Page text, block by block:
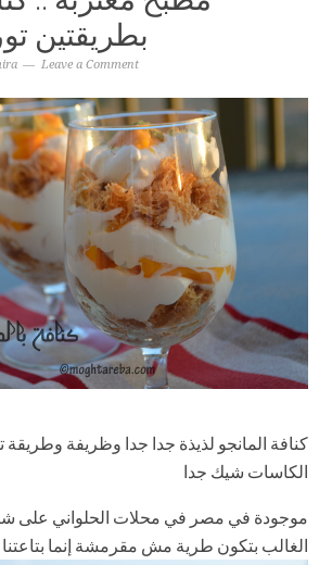
بطريقتين
Leave a Comment
كنافة المانجو لذيذة جدا جدا وظريفة وطريقة
الكاسات شيك جدا
موجودة في مصر في محلات الحلواني على
الغالب بتكون طرية مش مقرمشة إنما